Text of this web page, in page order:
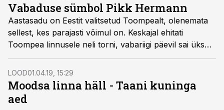
Vabaduse sümbol Pikk Hermann
Aastasadu on Eestit valitsetud Toompealt, olenemata
sellest, kes parajasti võimul on. Keskajal ehitati
Toompea linnusele neli torni, vabariigi päevil sai üks
neist erilise tähenduse – Pikk Hermann koos
sinimustvalge lipuga muutus vabaduse sümboliks.
Okupatsioonide ajal on alati leidunud julgeid patrioote,
kes on püüdnud tornis võõrlippu meie trikoloori vastu
välja vahetada.
LOOD01.04.19, 15:29
Moodsa linna häll - Taani kuninga
aed